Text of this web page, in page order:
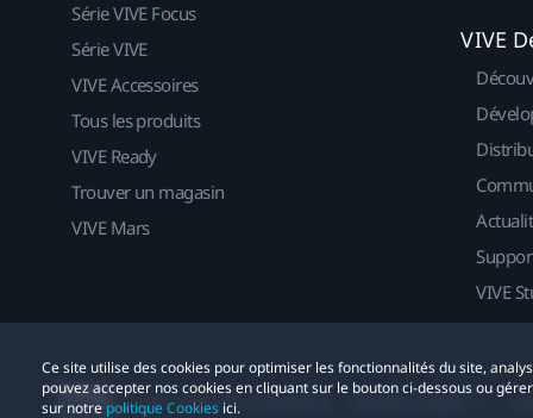
Ce site utilise des cookies pour optimiser les fonctionnalités du site,
pouvez accepter nos cookies en cliquant sur le bouton ci-dessous ou
sur notre politique Cookies ici.
Série VIVE Focus
Série VIVE
VIVE Accessoires
Tous les produits
VIVE Ready
Trouver un magasin
VIVE Mars
VIVE
VIVE
© 2011-2026 HTC Corporation